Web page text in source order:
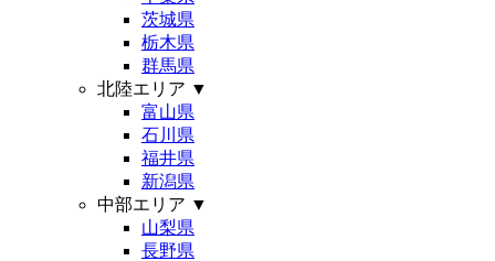
茨城県
栃木県
群馬県
北陸エリア ▼
富山県
石川県
福井県
新潟県
中部エリア ▼
山梨県
長野県